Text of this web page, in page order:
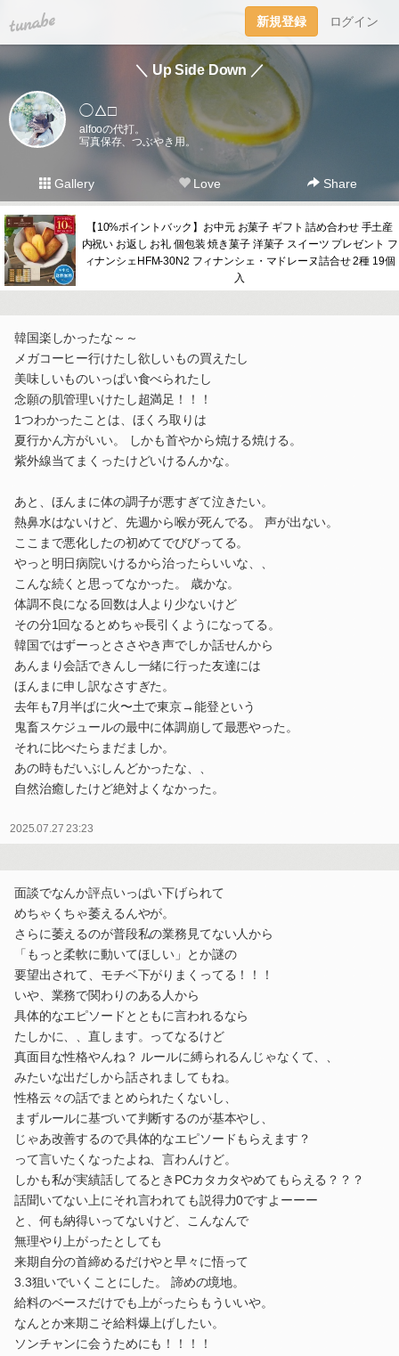
tuna.be 新規登録 ログイン
＼ Up Side Down ／
◯△□
alfooの代打。
写真保存、つぶやき用。
Gallery Love Share
【10%ポイントバック】お中元 お菓子 ギフト 詰め合わせ 手土産
内祝い お返し お礼 個包装 焼き菓子 洋菓子 スイーツ プレゼント フ
ィナンシェHFM-30N2 フィナンシェ・マドレーヌ詰合せ 2種 19個
入
韓国楽しかったな～～
メガコーヒー行けたし欲しいもの買えたし
美味しいものいっぱい食べられたし
念願の肌管理いけたし超満足！！！
1つわかったことは、ほくろ取りは
夏行かん方がいい。 しかも首やから焼ける焼ける。
紫外線当てまくったけどいけるんかな。
あと、ほんまに体の調子が悪すぎて泣きたい。
熱鼻水はないけど、先週から喉が死んでる。 声が出ない。
ここまで悪化したの初めてでびびってる。
やっと明日病院いけるから治ったらいいな、、
こんな続くと思ってなかった。 歳かな。
体調不良になる回数は人より少ないけど
その分1回なるとめちゃ長引くようになってる。
韓国ではずーっとささやき声でしか話せんから
あんまり会話できんし一緒に行った友達には
ほんまに申し訳なさすぎた。
去年も7月半ばに火〜土で東京→能登という
鬼畜スケジュールの最中に体調崩して最悪やった。
それに比べたらまだましか。
あの時もだいぶしんどかったな、、
自然治癒したけど絶対よくなかった。
2025.07.27 23:23
面談でなんか評点いっぱい下げられて
めちゃくちゃ萎えるんやが。
さらに萎えるのが普段私の業務見てない人から
「もっと柔軟に動いてほしい」とか謎の
要望出されて、モチベ下がりまくってる！！！
いや、業務で関わりのある人から
具体的なエピソードとともに言われるなら
たしかに、、直します。ってなるけど
真面目な性格やんね？ ルールに縛られるんじゃなくて、、
みたいな出だしから話されましてもね。
性格云々の話でまとめられたくないし、
まずルールに基づいて判断するのが基本やし、
じゃあ改善するので具体的なエピソードもらえます？
って言いたくなったよね、言わんけど。
しかも私が実績話してるときPCカタカタやめてもらえる？？？
話聞いてない上にそれ言われても説得力0ですよーーー
と、何も納得いってないけど、こんなんで
無理やり上がったとしても
来期自分の首締めるだけやと早々に悟って
3.3狙いでいくことにした。 諦めの境地。
給料のベースだけでも上がったらもういいや。
なんとか来期こそ給料爆上げしたい。
ソンチャンに会うためにも！！！！